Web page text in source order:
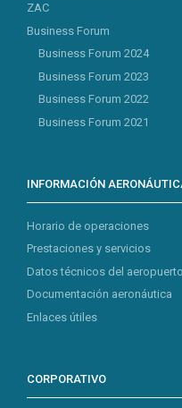
ZAC
Business Forum
Business Forum 2024
Business Forum 2023
Business Forum 2022
Business Forum 2021
INFORMACIÓN
Horario de operaciones
Prestaciones y servicios
Datos técnicos del aeropuerto
Documentación aeronáutica
Enlaces útiles
CORPORATIVO